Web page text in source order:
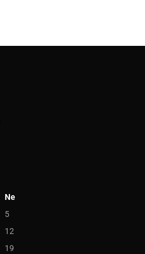
Ne
5
12
19